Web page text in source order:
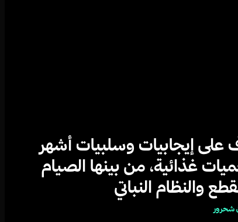
على إيجابيات وسلبيات أشهر
غذائية، من بينها الصيام
والنظام النباتي
شحرور